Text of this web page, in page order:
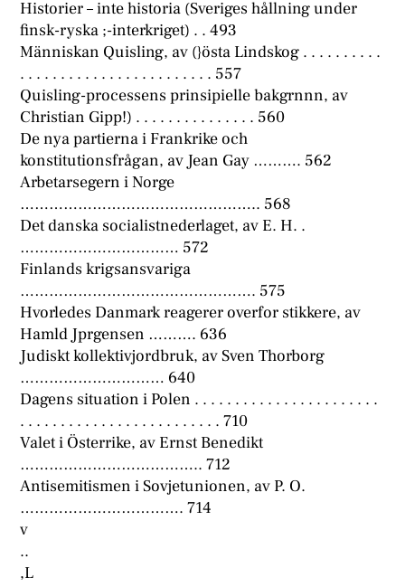
Historier – inte historia (Sveriges hållning under
finsk-ryska ;-interkriget) . . 493
Människan Quisling, av (}östa Lindskog . . . . . . . . . .
. . . . . . . . . . . . . . . . . . . . . . . . 557
Quisling-processens prinsipielle bakgrnnn, av
Christian Gipp!) . . . . . . . . . . . . . . . 560
De nya partierna i Frankrike och
konstitutionsfrågan, av Jean Gay ………. 562
Arbetarsegern i Norge
………………………………………….. 568
Det danska socialistnederlaget, av E. H. .
…………………………… 572
Finlands krigsansvariga
…………………………………………. 575
Hvorledes Danmark reagerer overfor stikkere, av
Hamld Jprgensen ………. 636
Judiskt kollektivjordbruk, av Sven Thorborg
………………………… 640
Dagens situation i Polen . . . . . . . . . . . . . . . . . . . . . . .
. . . . . . . . . . . . . . . . . . . . . . . . . 710
Valet i Österrike, av Ernst Benedikt
……………………………….. 712
Antisemitismen i Sovjetunionen, av P. O.
……………………………. 714
v
..
,L